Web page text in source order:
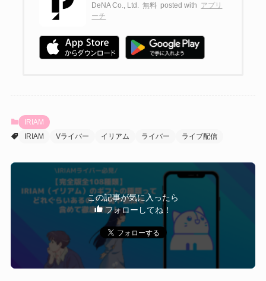
DeNA Co., Ltd. 無料 posted with アプリ
ーチ
IRIAM
IRIAM
Vライバー イリアム ライバー ライブ配信
この記事が気に入ったら
フォローしてね！